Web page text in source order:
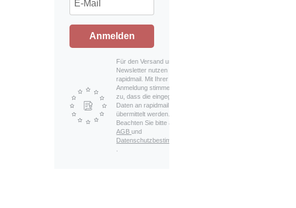
Anmelden
Für den Versand unserer
Newsletter nutzen wir
rapidmail. Mit Ihrer
Anmeldung stimmen Sie
zu, dass die eingegebenen
Daten an rapidmail
übermittelt werden.
Beachten Sie bitte auch die
AGBund
Datenschutzbestimmungen